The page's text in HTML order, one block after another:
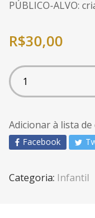
PÚBLICO-ALVO:
R$30,00
Adicionar à lista de
Facebook
Categoria: Infantil